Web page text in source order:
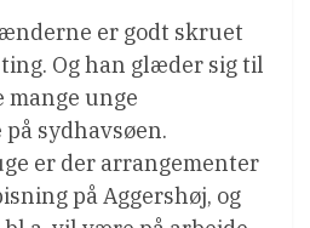
er godt skruet
Og han glæder sig til
mange unge
sydhavsøen.
er der arrangementer
på Aggershøj, og